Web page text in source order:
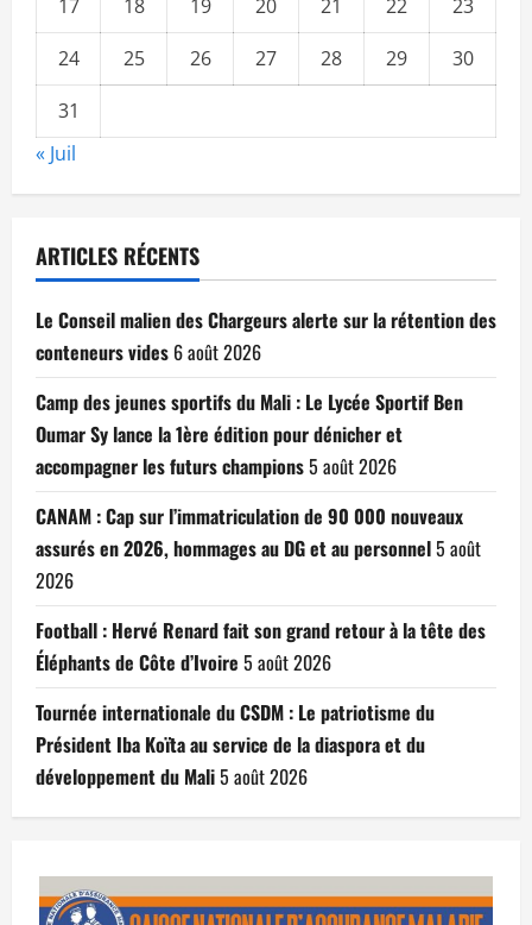
17 18 19 20 21 22
23
24
25 26 27 28 29
30
31
« Juil
ARTICLES RÉCENTS
Le Conseil malien des Chargeurs alerte sur la rétention des
conteneurs vides 6 août 2026
Camp des jeunes sportifs du Mali : Le Lycée Sportif Ben
Oumar Sy lance la 1ère édition pour dénicher et
accompagner les futurs champions5 août 2026
CANAM : Cap sur l’immatriculation de 90 000 nouveaux
assurés en 2026, hommages au DG et au personnel5 août
2026
Football : Hervé Renard fait son grand retour à la tête des
Éléphants de Côte d’Ivoire 5 août 2026
Tournée internationale du CSDM : Le patriotisme du
Président Iba Koïta au service de la diaspora et du
développement du Mali5 août 2026